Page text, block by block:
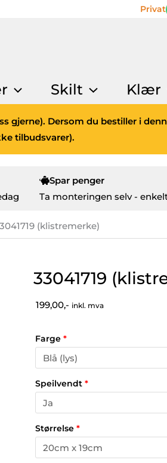
Privat
Skilt Klær
gjerne). Dersom du bestiller i
tilbudsvarer).
Spar penger
Ta monteringen selv -
(klistremerke)
33041719
199,00,- inkl. mva
Farge *
Speilvendt *
Størrelse *